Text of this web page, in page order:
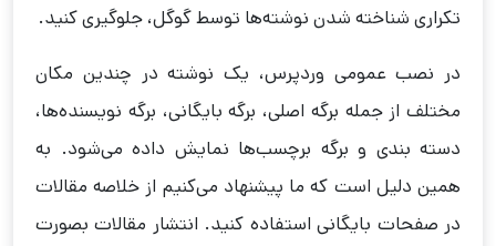
تکراری شناخته شدن نوشته‌ها توسط گوگل، جلوگیری کنید.
در نصب عمومی وردپرس، یک نوشته در چندین مکان
مختلف از جمله برگه اصلی، برگه بایگانی، برگه نویسنده‌ها،
دسته بندی و برگه برچسب‌ها نمایش داده می‌شود. به
همین دلیل است که ما پیشنهاد می‌کنیم از خلاصه مقالات
در صفحات بایگانی استفاده کنید. انتشار مقالات بصورت